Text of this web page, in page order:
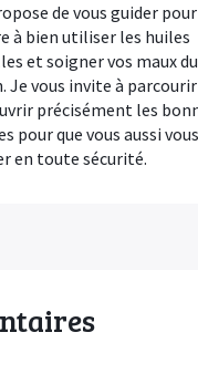
de vous guider pour
à bien utiliser les huiles
et soigner vos maux du
Je vous invite à
précisément les
pour que vous aussi
en toute sécurité.